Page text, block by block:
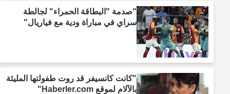
"صدمة "البطاقة الحمراء" لجالطة
سراي في مباراة ودية مع فياريال"
"كانت كانسيفر قد روت طفولتها المليئة
بالآلام لموقع Haberler.com"